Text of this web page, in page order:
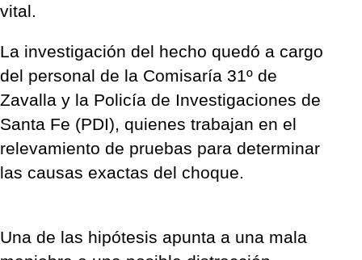
vital.
La investigación del hecho quedó a cargo
del personal de la Comisaría 31º de
Zavalla y la Policía de Investigaciones de
Santa Fe (PDI), quienes trabajan en el
relevamiento de pruebas para determinar
las causas exactas del choque.
Una de las hipótesis apunta a una mala